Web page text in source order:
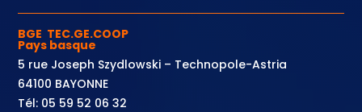
BGE TEC.GE.COOP
Pays basque
5 rue Joseph Szydlowski – Technopole-Astria
64100 BAYONNE
Tél: 05 59 52 06 32